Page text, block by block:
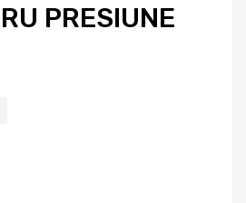
PRESIUNE